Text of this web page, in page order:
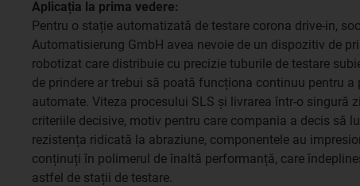
Aplicația la prima vedere:
Pentru o stație automatizată de testare corona drive-in,
Automatisierung GmbH avea nevoie de un dispozitiv de
robotizat care distribuie cu precizie tuburile de testare
de prindere ar trebui să poată funcționa continuu pentru
automate. Viteza procesului SLS și livrarea într-o singură
criteriile decisive, motiv pentru care compania a decis să
rezistența ridicată la abraziune, componentele au
conținuți în polimerul de înaltă performanță, care
astfel de stații de testare.